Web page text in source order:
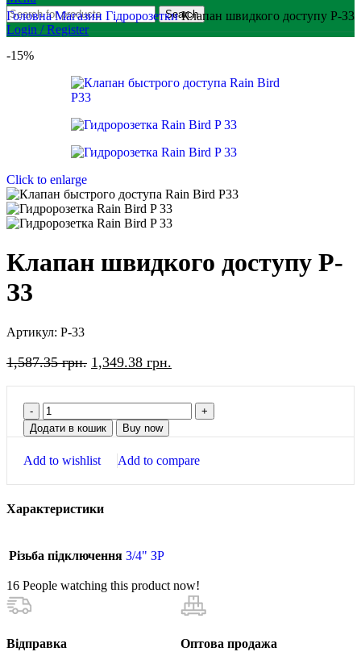
Search
Login / Register
ГоловнаМагазин ГідророзеткиКлапан швидкого доступу Р-З3
-15%
Click to enlarge
Клапан швидкого доступу Р-
З3
Артикул: P-33
1,587.35грн. 1,349.38 грн.
Додати в кошик Buy now
Add to wishlist Add to compare
Характеристики
Різьба підключення 3/4" ЗР
16 People watching this product now!
Відправка Оптова продажа